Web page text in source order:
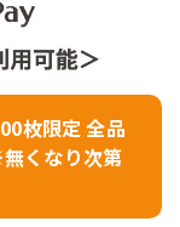
枚限定 全品
くなり次第